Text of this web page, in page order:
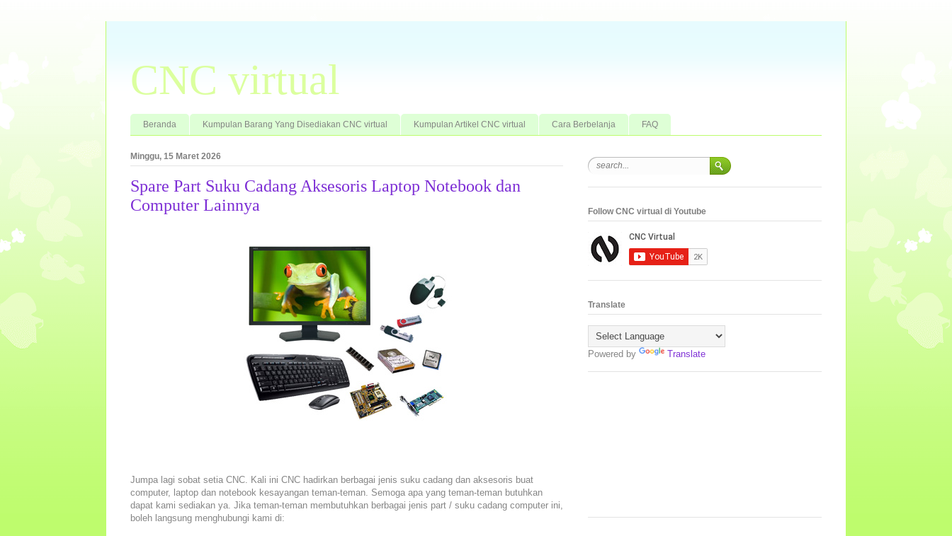
CNC virtual
Beranda Kumpulan Barang Yang Disediakan CNC virtual Kumpulan Artikel CNC virtual Cara Berbelanja FAQ
Minggu, 15 Maret 2026
Spare Part Suku Cadang Aksesoris Laptop Notebook dan
Computer Lainnya
Jumpa lagi sobat setia CNC. Kali ini CNC hadirkan berbagai jenis suku cadang dan aksesoris buat
computer, laptop dan notebook kesayangan teman-teman. Semoga apa yang teman-teman butuhkan
dapat kami sediakan ya. Jika teman-teman membutuhkan berbagai jenis part / suku cadang computer ini,
boleh langsung menghubungi kami di:
Follow CNC virtual di Youtube
Translate
Powered by Translate